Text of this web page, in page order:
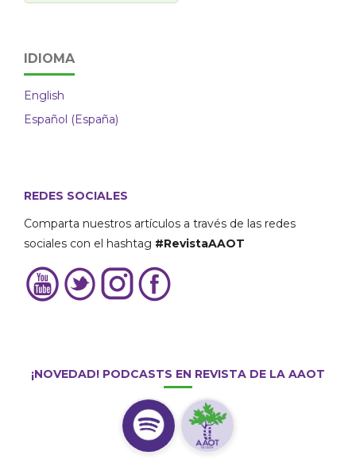
IDIOMA
English
Español (España)
REDES SOCIALES
Comparta nuestros artículos a través de las redes
sociales con el hashtag #RevistaAAOT
¡NOVEDAD! PODCASTS EN REVISTA DE LA AAOT